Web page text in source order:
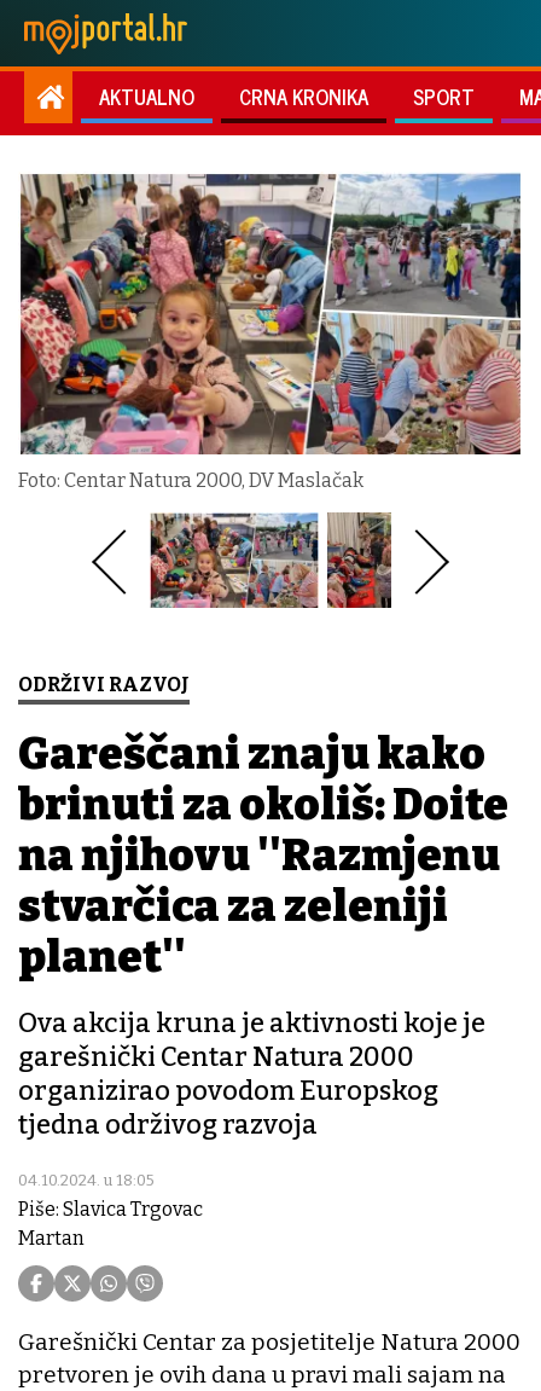
AKTUALNO CRNA KRONIKA SPORT
Foto: Centar Natura 2000, DV Maslačak
ODRŽIVI RAZVOJ
Gareščani znaju kako
brinuti za okoliš: Dođite
na njihovu ''Razmjenu
stvarčica za zeleniji
planet''
Ova akcija kruna je aktivnosti koje je
garešnički Centar Natura 2000
organizirao povodom Europskog
tjedna održivog razvoja
04.10.2024. u 18:05
Piše: Slavica Trgovac
Martan
Garešnički Centar za posjetitelje Natura 2000
pretvoren je ovih dana u pravi mali sajam na